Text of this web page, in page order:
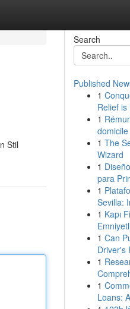
Stil
Search
Published
1
Relief is
1
1 The
Wizard
1
para
1
Sevilla:
1 Kapı
1 Can
Driver's
1
1
Loans: